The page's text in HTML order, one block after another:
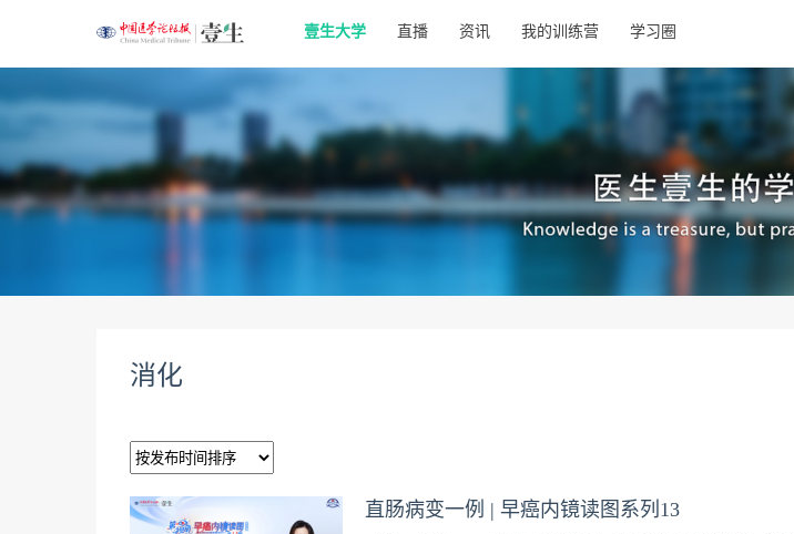
壹生大学 直播 资讯 我的训练营 学习圈
消化
直肠病变一例 | 早癌内镜读图系列13